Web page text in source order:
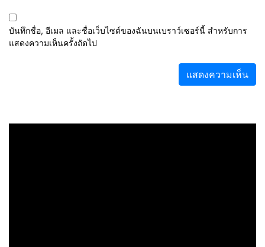
บันทึกชื่อ, อีเมล และชื่อเว็บไซต์ของฉันบนเบราว์เซอร์นี้ สำหรับการ
แสดงความเห็นครั้งถัดไป